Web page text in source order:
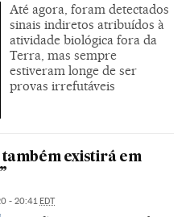
Até agora, foram detectados
sinais indiretos atribuídos à
atividade biológica fora da
Terra, mas sempre
estiveram longe de ser
provas irrefutáveis
também existirá em
- 20:41 EDT